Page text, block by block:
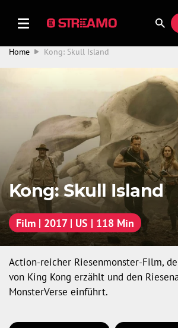
Home Kong: Skull Island
Kong: Skull Island
Film | 2017 | US | 118 Min
Action-reicher Riesenmonster-Film,
von King Kong erzählt und den
MonsterVerse einführt.